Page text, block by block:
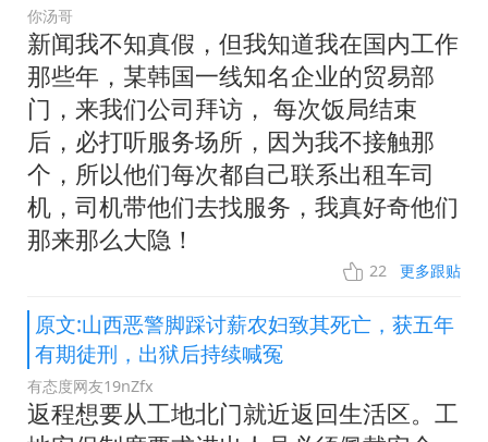
你汤哥
新闻我不知真假，但我知道我在国内工作
那些年，某韩国一线知名企业的贸易部
门，来我们公司拜访， 每次饭局结束
后，必打听服务场所，因为我不接触那
个，所以他们每次都自己联系出租车司
机，司机带他们去找服务，我真好奇他们
那来那么大隐！
22 更多跟贴
原文:山西恶警脚踩讨薪农妇致其死亡，获五年
有期徒刑，出狱后持续喊冤
有态度网友19nZfx
返程想要从工地北门就近返回生活区。工